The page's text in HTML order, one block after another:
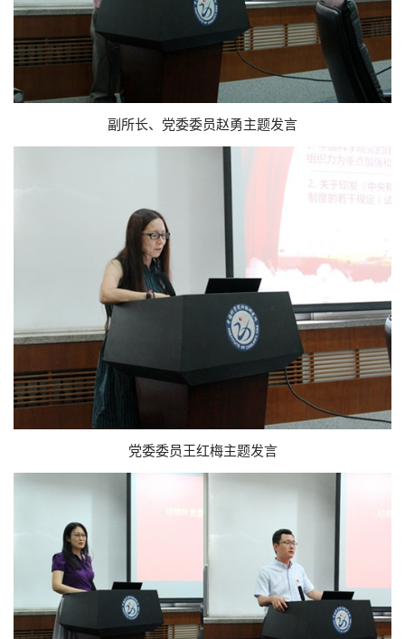
副所长、党委委员赵勇主题发言
党委委员王红梅主题发言